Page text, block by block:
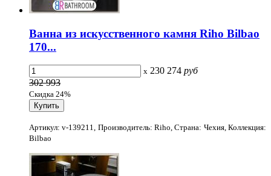
Ванна из искусственного камня Riho Bilbao
170...
x 230 274 руб
302 993
Скидка 24%
Артикул: v-139211, Производитель: Riho, Страна: Чехия, Коллекция:
Bilbao